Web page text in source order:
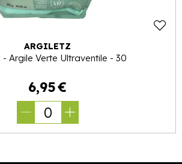
ARGILETZ
- Argile Verte Ultraventile - 30
6,95€
0